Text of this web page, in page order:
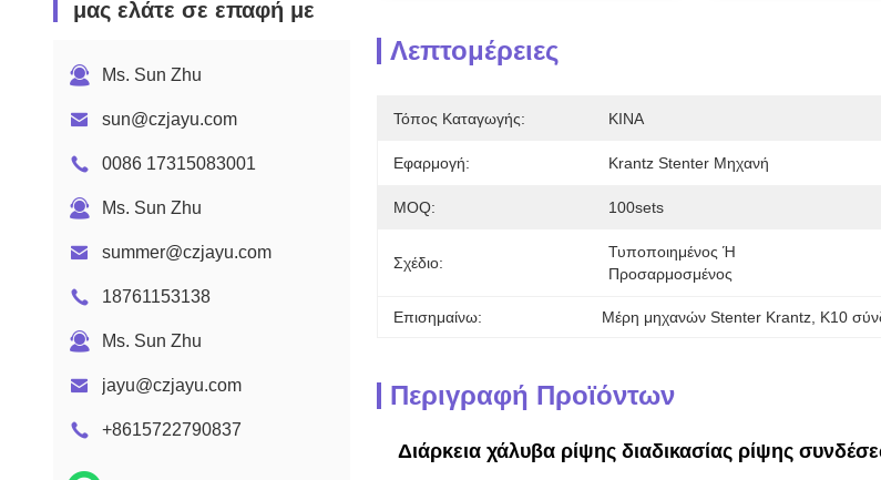
μας ελάτε σε επαφή με
Ms. Sun Zhu
sun@czjayu.com
0086 17315083001
Ms. Sun Zhu
summer@czjayu.com
18761153138
Ms. Sun Zhu
jayu@czjayu.com
+8615722790837
Λεπτομέρειες
Τόπος Καταγωγής: ΚΙΝΑ
Εφαρμογή: Krantz Stenter Μηχανή
MOQ: 100sets
Σχέδιο:
Τυποποιημένος Ή
Προσαρμοσμένος
Επισημαίνω: Μέρη μηχανών Stenter Krantz K10
Περιγραφή Προϊόντων
Διάρκεια χάλυβα ρίψης διαδικασίας ρίψης